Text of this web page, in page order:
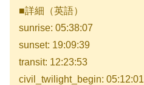
■詳細（英語）
sunrise: 05:38:07
sunset: 19:09:39
transit: 12:23:53
civil_twilight_begin: 05:12:01